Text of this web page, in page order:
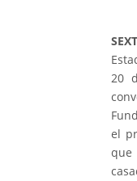
20
el
que